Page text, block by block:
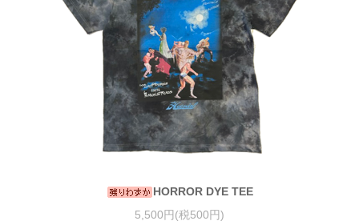
HORROR DYE TEE
5,500円(税500円)